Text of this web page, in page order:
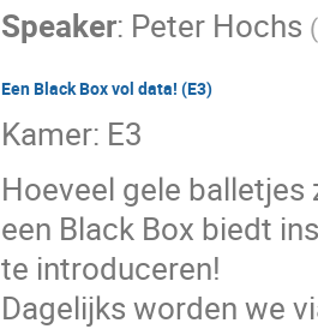
Speaker: Peter Hochs (
Een Black Box vol data! (E3)
Kamer: E3
Hoeveel gele
een Black Box biedt
te introduceren!
Dagelijks worden we